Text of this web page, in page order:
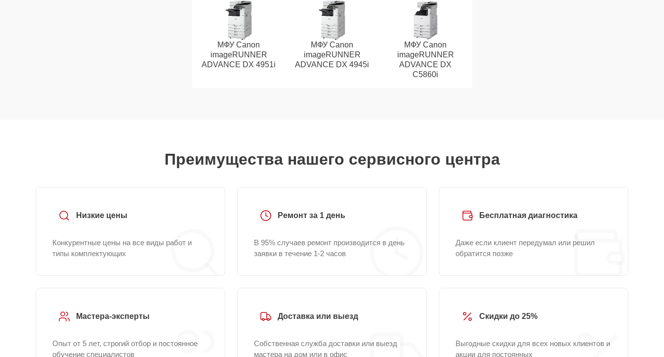
МФУ Canon
imageRUNNER
ADVANCE DX 4951i
МФУ Canon
imageRUNNER
ADVANCE DX 4945i
МФУ Canon
imageRUNNER
ADVANCE DX
C5860i
Преимущества нашего сервисного центра
Низкие цены
Конкурентные цены на все виды работ и
типы комплектующих
Ремонт за 1 день
В 95% случаев ремонт производится в день
заявки в течение 1-2 часов
Бесплатная диагностика
Даже если клиент передумал или решил
обратится позже
Мастера-эксперты
Опыт от 5 лет, строгий отбор и постоянное
обучение специалистов
Доставка или выезд
Собственная служба доставки или выезд
мастера на дом или в офис
Скидки до 25%
Выгодные скидки для всех новых клиентов и
акции для постоянных